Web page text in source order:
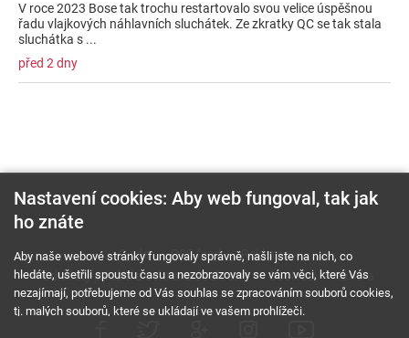
V roce 2023 Bose tak trochu restartovalo svou velice úspěšnou
řadu vlajkových náhlavních sluchátek. Ze zkratky QC se tak stala
sluchátka s ...
před 2 dny
O nás RSS feed
Reklama
Podmínky použití a ochrana soukromí
Cookies Kariéra
Nastavení cookies: Aby web fungoval, tak jak
ho znáte
Aby naše webové stránky fungovaly správně, našli jste na nich, co
hledáte, ušetřili spoustu času a nezobrazovaly se vám věci, které Vás
nezajímají, potřebujeme od Vás souhlas se zpracováním souborů cookies,
tj. malých souborů, které se ukládají ve vašem prohlížeči.